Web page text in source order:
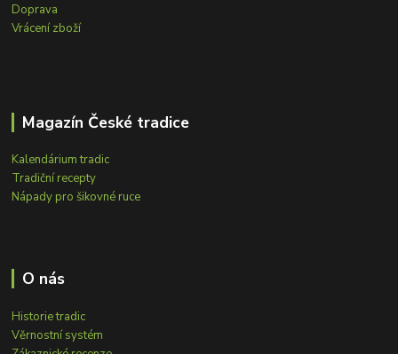
Doprava
Vrácení zboží
Magazín České tradice
Kalendárium tradic
Tradiční recepty
Nápady pro šikovné ruce
O nás
Historie tradic
Věrnostní systém